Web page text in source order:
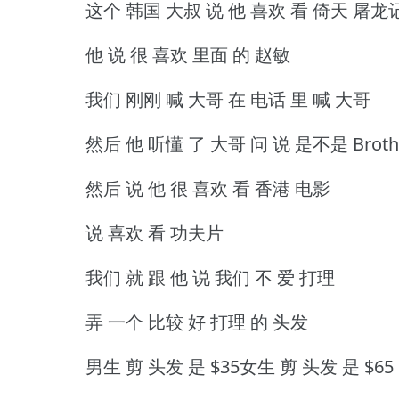
这个 韩国 大叔 说 他 喜欢 看 倚天 屠龙
他 说 很 喜欢 里面 的 赵敏
我们 刚刚 喊 大哥 在 电话 里 喊 大哥
然后 他 听懂 了 大哥 问 说 是不是
然后 说 他 很 喜欢 看 香港 电影
说 喜欢 看 功夫片
我们 就 跟 他 说 我们 不 爱 打理
弄 一个 比较 好 打理 的 头发
男生 剪 头发 是 $35女生 剪 头发 是 $65